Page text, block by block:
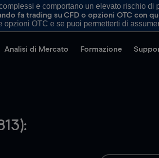
e comportano un elevato rischio
fa trading su CFD o opzioni OTC con
opzioni OTC e se puoi permetterti di
Analisi di Mercato Formazione